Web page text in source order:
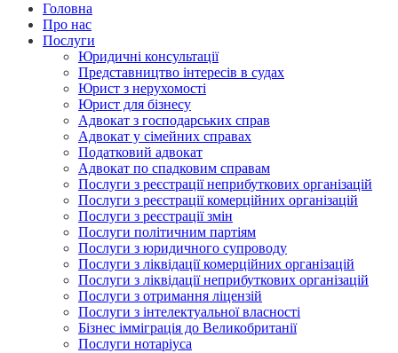
Головна
Про нас
Послуги
Юридичні консультації
Представництво інтересів в судах
Юрист з нерухомості
Юрист для бізнесу
Адвокат з господарських справ
Адвокат у сімейних справах
Податковий адвокат
Адвокат по спадковим справам
Послуги з реєстрації неприбуткових організацій
Послуги з реєстрації комерційних організацій
Послуги з реєстрації змін
Послуги політичним партіям
Послуги з юридичного супроводу
Послуги з ліквідації комерційних організацій
Послуги з ліквідації неприбуткових організацій
Послуги з отримання ліцензій
Послуги з інтелектуальної власності
Бізнес імміграція до Великобританії
Послуги нотаріуса